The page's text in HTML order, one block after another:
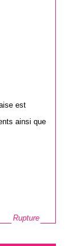
est
ainsi que
Rupture